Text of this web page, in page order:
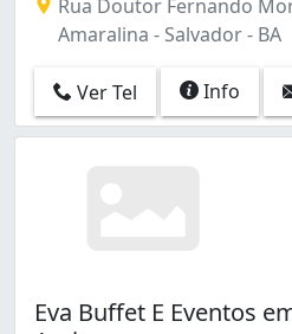
Rua Doutor Fernando
Amaralina - Salvador - BA
Ver Tel Info
Eva Buffet E Eventos